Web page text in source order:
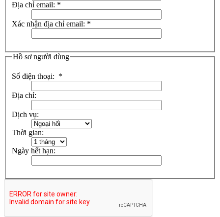
Địa chỉ email: *
Xác nhận địa chỉ email: *
Hồ sơ người dùng
Số điện thoại: *
Địa chỉ:
Dịch vụ:
Thời gian:
Ngày hết hạn: